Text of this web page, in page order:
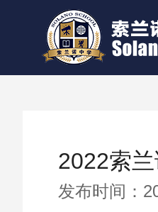
2022索
发布时间：